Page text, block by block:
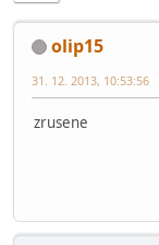
olip15
31. 12. 2013, 10:53:56
zrusene